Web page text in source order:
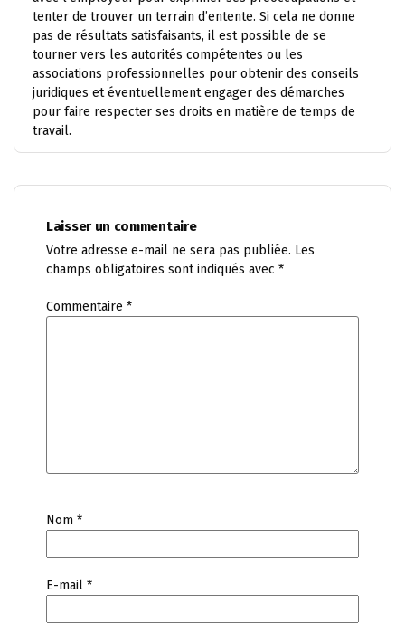
tenter de trouver un terrain d’entente. Si cela ne donne
pas de résultats satisfaisants, il est possible de se
tourner vers les autorités compétentes ou les
associations professionnelles pour obtenir des conseils
juridiques et éventuellement engager des démarches
pour faire respecter ses droits en matière de temps de
travail.
Laisser un commentaire
Votre adresse e-mail ne sera pas publiée. Les
champs obligatoires sont indiqués avec *
Commentaire *
Nom *
E-mail *